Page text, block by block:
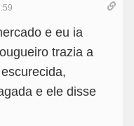
e eu ia
trazia a
e ele disse